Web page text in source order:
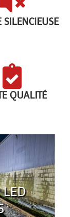
SILENCIEUSE
QUALITÉ
LED